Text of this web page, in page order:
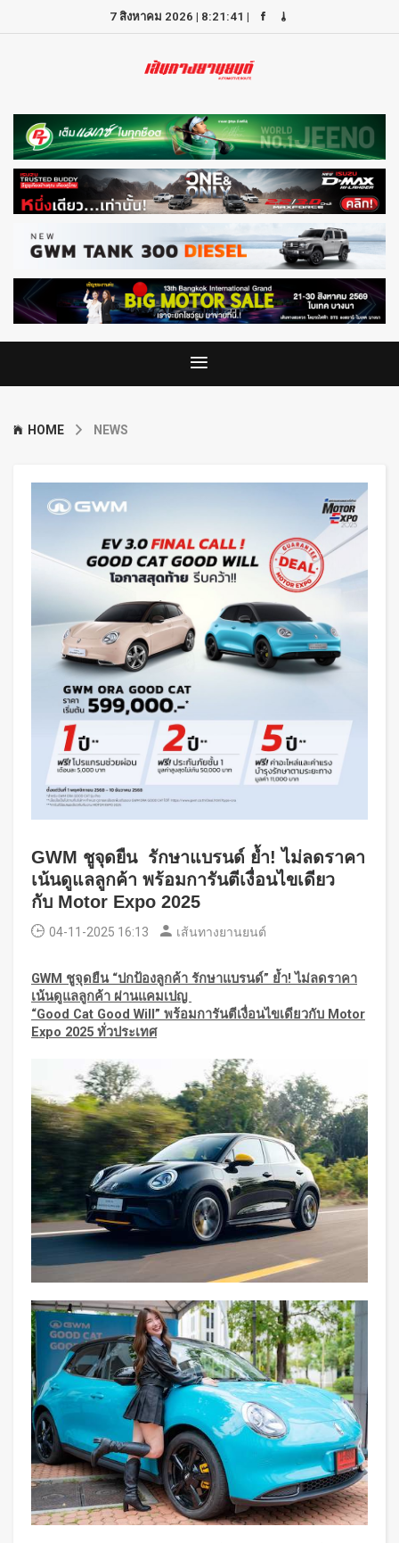
7 สิงหาคม 2026 | 8:21:41 |
HOME NEWS
GWM ชูจุดยืน รักษาแบรนด์ ย้ำ! ไม่ลดราคา
เน้นดูแลลูกค้า พร้อมการันตีเงื่อนไขเดียว
กับ Motor Expo 2025
04-11-2025 16:13 เส้นทางยานยนต์
GWM ชูจุดยืน “ปกป้องลูกค้า รักษาแบรนด์” ย้ำ! ไม่ลดราคา
เน้นดูแลลูกค้า ผ่านแคมเปญ
“Good Cat Good Will” พร้อมการันตีเงื่อนไขเดียวกับ Motor
Expo 2025 ทั่วประเทศ